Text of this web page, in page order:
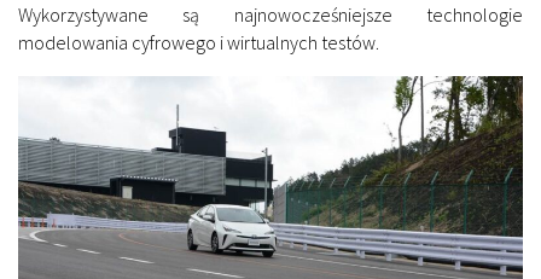
Wykorzystywane są najnowocześniejsze technologie
modelowania cyfrowego i wirtualnych testów.